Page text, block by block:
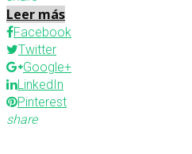
Leer más
Facebook
Twitter
Google+
LinkedIn
Pinterest
share